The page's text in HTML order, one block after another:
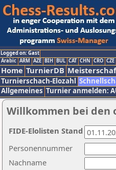
Logged on: Gast
Arabic ARM AZE BIH BUL CAT CHN CRO CZE
Home TurnierDB
Turnierschach-Elozahl
Allgemeines Turnier anmelden:
Willkommen bei den
Nachname
Personennummer
FIDE-Elolisten Stand